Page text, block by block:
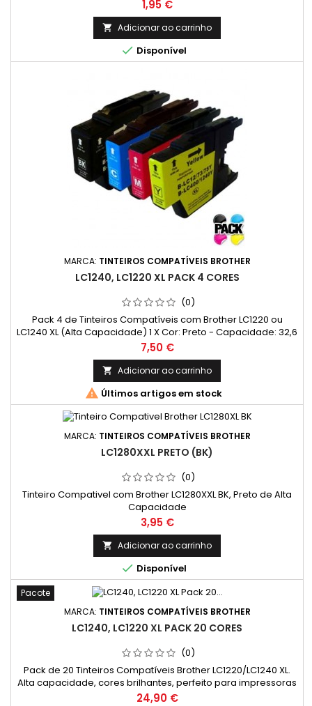
Preço
1,95 €
 Adicionar ao carrinho
 Disponível
MARCA: TINTEIROS COMPATÍVEIS BROTHER
LC1240, LC1220 XL PACK 4 CORES
(0)
Pack 4 de Tinteiros Compatíveis com Brother LC1220 ou
LC1240 XL (Alta Capacidade) 1 X Cor: Preto - Capacidade: 32,6
ml 1 X Cor: Ciano - Capacidade: 16,6 ml 1 X Cor: Magenta
- Capacidade: 16,6 ml 1 X Cor: Amarelo - Capacidade: 16,6 ml
Preço
7,50 €
 Adicionar ao carrinho
 Últimos artigos em stock
MARCA: TINTEIROS COMPATÍVEIS BROTHER
LC1280XXL PRETO (BK)
(0)
Tinteiro Compativel com Brother LC1280XXL BK, Preto de Alta
Capacidade
Preço
3,95 €
 Adicionar ao carrinho
 Disponível
Pacote
MARCA: TINTEIROS COMPATÍVEIS BROTHER
LC1240, LC1220 XL PACK 20 CORES
(0)
Pack de 20 Tinteiros Compatíveis Brother LC1220/LC1240 XL.
Alta capacidade, cores brilhantes, perfeito para impressoras
Brother.
Preço
24,90 €